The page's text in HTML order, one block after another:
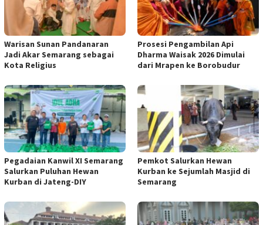
Warisan Sunan Pandanaran
Jadi Akar Semarang sebagai
Kota Religius
Prosesi Pengambilan Api
Dharma Waisak 2026 Dimulai
dari Mrapen ke Borobudur
Pegadaian Kanwil XI Semarang
Salurkan Puluhan Hewan
Kurban di Jateng-DIY
Pemkot Salurkan Hewan
Kurban ke Sejumlah Masjid di
Semarang